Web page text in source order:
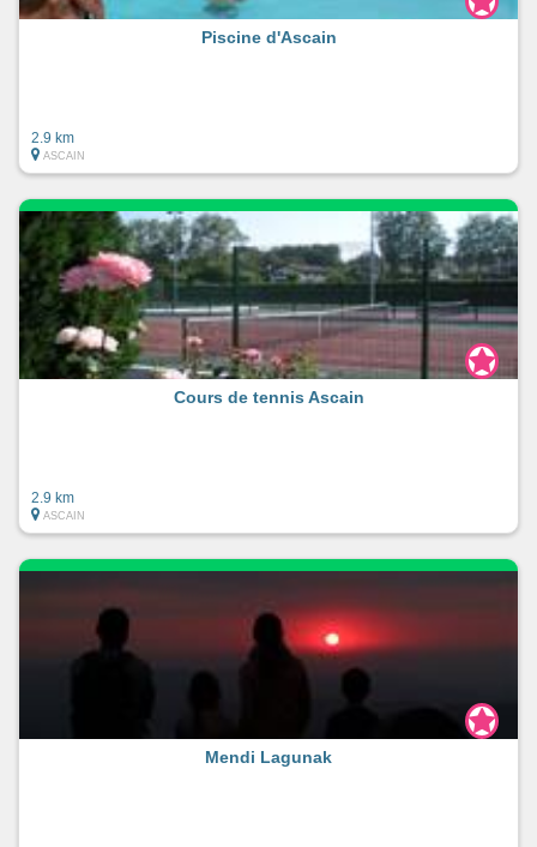
Piscine d'Ascain
2.9 km
ASCAIN
Cours de tennis Ascain
2.9 km
ASCAIN
Mendi Lagunak